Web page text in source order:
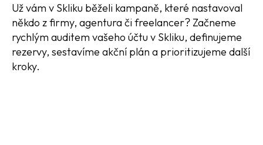
Už vám v Skliku běželi kampaně, které nastavoval
někdo z firmy, agentura či freelancer? Začneme
rychlým auditem vašeho účtu v Skliku, definujeme
rezervy, sestavíme akční plán a prioritizujeme další
kroky.